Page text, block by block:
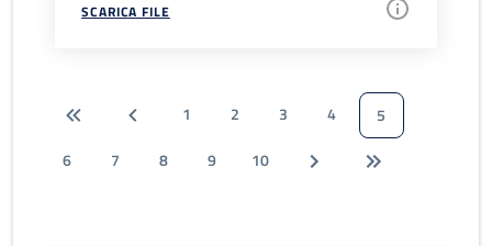
SCARICA FILE
1 2 3 4
5
6
7 8 9 10